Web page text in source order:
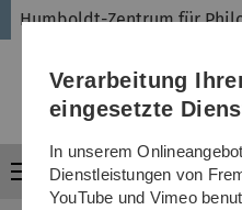
Humboldt-Zentrum für
Menü
Verarbeitung
eingesetzte
In unserem
Dienstleistungen von
YouTube und Vimeo